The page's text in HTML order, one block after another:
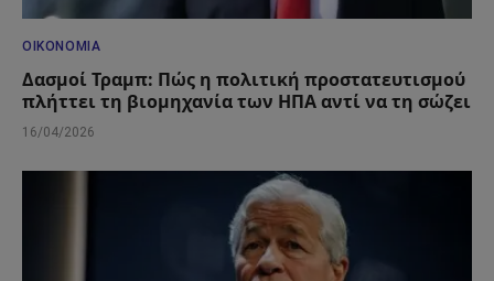
ΟΙΚΟΝΟΜΊΑ
Δασμοί Τραμπ: Πώς η πολιτική προστατευτισμού
πλήττει τη βιομηχανία των ΗΠΑ αντί να τη σώζει
16/04/2026